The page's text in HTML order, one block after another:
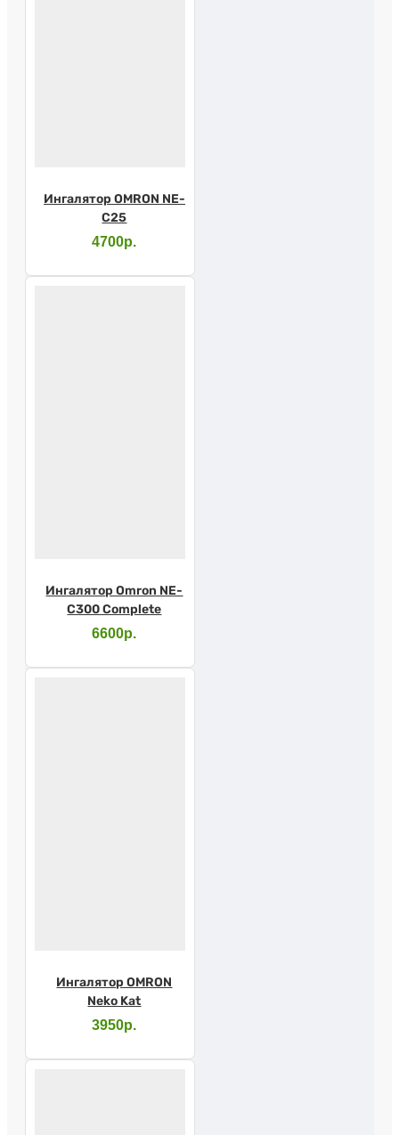
Ингалятор OMRON NE-
C25
4700р.
Ингалятор Omron NE-
C300 Complete
6600р.
Ингалятор OMRON
Neko Kat
3950р.